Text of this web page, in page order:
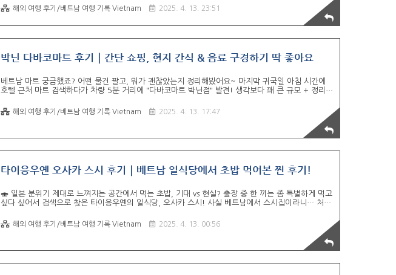
기념품도 사고, 커피 한 잔 마시고, 조용히 귀국하는 코스였다.박닌에서 차를 타고 공항 가는 길부터 비
행기 타기 전 스타벅스 쇼핑, 그리고 인천공항에서 청주까지 돌아오는 과정까지. 이번엔 그런 귀국 루
트를 가볍게 정리해본다. "공항까지는 생각보다 훨씬 빨리 도착" 아침 9시 반쯤 크라운 호텔을 나왔다.
해외 여행 후기/베트남 여행 기록 Vietnam 2025. 4. 13. 23:51
박닌 다바코마트 후기｜간단 쇼핑, 현지 간식 & 음료 구경하기 딱 좋아요
베트남 마트 궁금했죠? 어떤 물건 팔고, 뭐가 괜찮았는지 정리해봤어요~ 마지막 귀국일 아침 시간에
호텔 근처 마트 검색하다가 차량 5분 거리에 "다바코마트 박닌점" 발견! 생각보다 꽤 큰 규모 + 정리도
지 물어보고 확답 받고 출발~ 진짜 구경하듯 돌아다니기 딱 좋고 간단한 간식, 음료, 생필품, 기념품
같은 거현지 물가로 저렴하게 구입 가능해요이번 포스팅에선 다바코마트 박닌점의 내부 구조, 진짜 살
만한 아이템, 가격대, 결제 팁까지 전부 정리해보겠습니다 1. 외부 전경 & 이동 방법 🚗 크라운 호텔에
해외 여행 후기/베트남 여행 기록 Vietnam 2025. 4. 13. 17:47
타이응우옌 오사카 스시 후기｜베트남 일식당에서 초밥 먹어본 찐 후기!
🍣 일본 분위기 제대로 느껴지는 공간에서 먹는 초밥, 기대 vs 현실? 출장 중 한 끼는 좀 특별하게 먹고
싶다 싶어서 검색으로 찾은 타이응우옌의 일식당, 오사카 스시! 사실 베트남에서 스시집이라니… 처음
게 잘 먹고 나왔어요! 이번 포스팅에서는 오사카 스시 입구 분위기, 내부 인테리어, 프라이빗룸, 음식
구성까지 짧지만 인상 깊었던 방문 후기 한 번 정리해봅니다~. 1. 입구부터 일본 느낌 물씬🌸 오사카
스시라는 이름답게 입구 들어서는 순간부터 일본풍 인테리어가 눈에 들어왔어요. 붉은색 조명, 나무 프
해외 여행 후기/베트남 여행 기록 Vietnam 2025. 4. 13. 00:56